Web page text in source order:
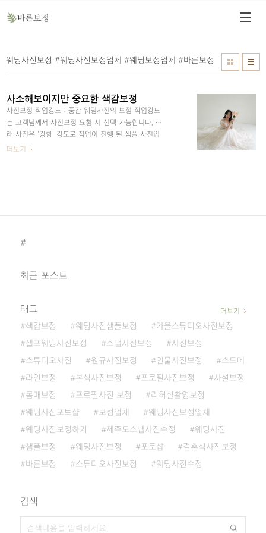
웨딩사진보정 #웨딩사진보정업체 #웨딩보정업체 #바른보정
사소해보이지만 중요한 색감보정
사진보정 작업강도 : 중간 웨딩사진의 보정 작업강도
는 고객님께서 사진보정 요청 시 선택 가능합니다. 아
래 사진은 '강함' 강도로 작업이 진행 된 샘플 사진입
니다 전, 후 차이를 비교해보셔서 작업 요청 전 참고해
모근,허리라인, 피부, 치아미백, 배경정리 등) 요청사항
반적인 밸런스를 위해 색감도 잡아드렸어요 : ) 짠 이
더보기
#
최근 포스트
태그
색감보정 웨딩사진샘플보정 가을스튜디오사진보정
셀프웨딩사진보정 스냅사진보정 사진보정
스튜디오사진 원규사진보정 인물사진보정 스드메
라인보정 본식사진보정 프로필사진보정 사설보정
몸매보정 프로필사진 보정 리허설촬영보정
웨딩사진포토샵 보정업체 웨딩사진보정업체
웨딩사진보정하기 제주도스냅사진수정 웨딩사진
샘플보정 웨딩사진보정 포토샵 결혼식사진보정
바른보정 스튜디오사진보정 웨딩사진수정
더보기
검색